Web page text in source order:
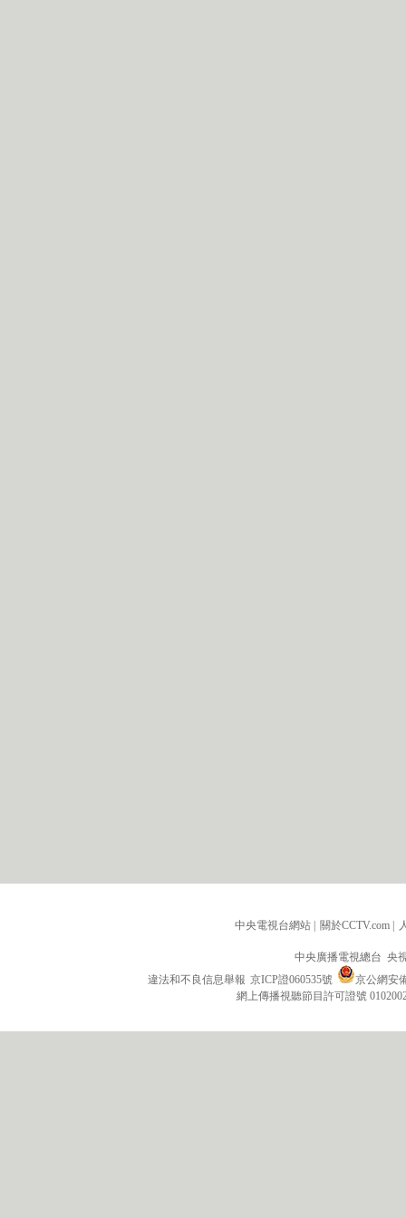
中央電視台網站 | 關於CCTV.com |
中央廣播電視總台 央
違法和不良信息舉報 京ICP證060535號
京公網安
網上傳播視聽節目許可證號